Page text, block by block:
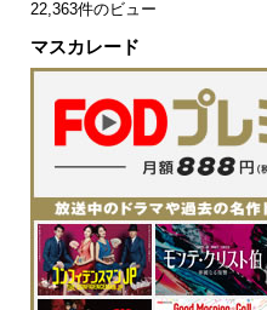
22,363件のビュー
マスカレード